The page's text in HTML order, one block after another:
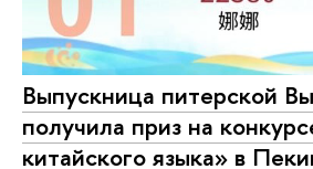
Выпускница питерской
получила приз на
китайского языка» в